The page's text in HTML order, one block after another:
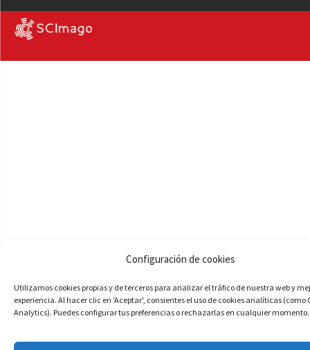
Configuración de cookies
Utilizamos cookies propias y de terceros para analizar el tráfico de nuestra web y
experiencia. Al hacer clic en 'Aceptar', consientes el uso de cookies analíticas (como
Analytics). Puedes configurar tus preferencias o rechazarlas en cualquier momento.